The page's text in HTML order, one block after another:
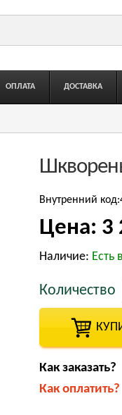
ОПЛАТА ДОСТАВКА
Внутренний
Цена: 3
Наличие: Есть
Количество
Как заказать?
Как оплатить?